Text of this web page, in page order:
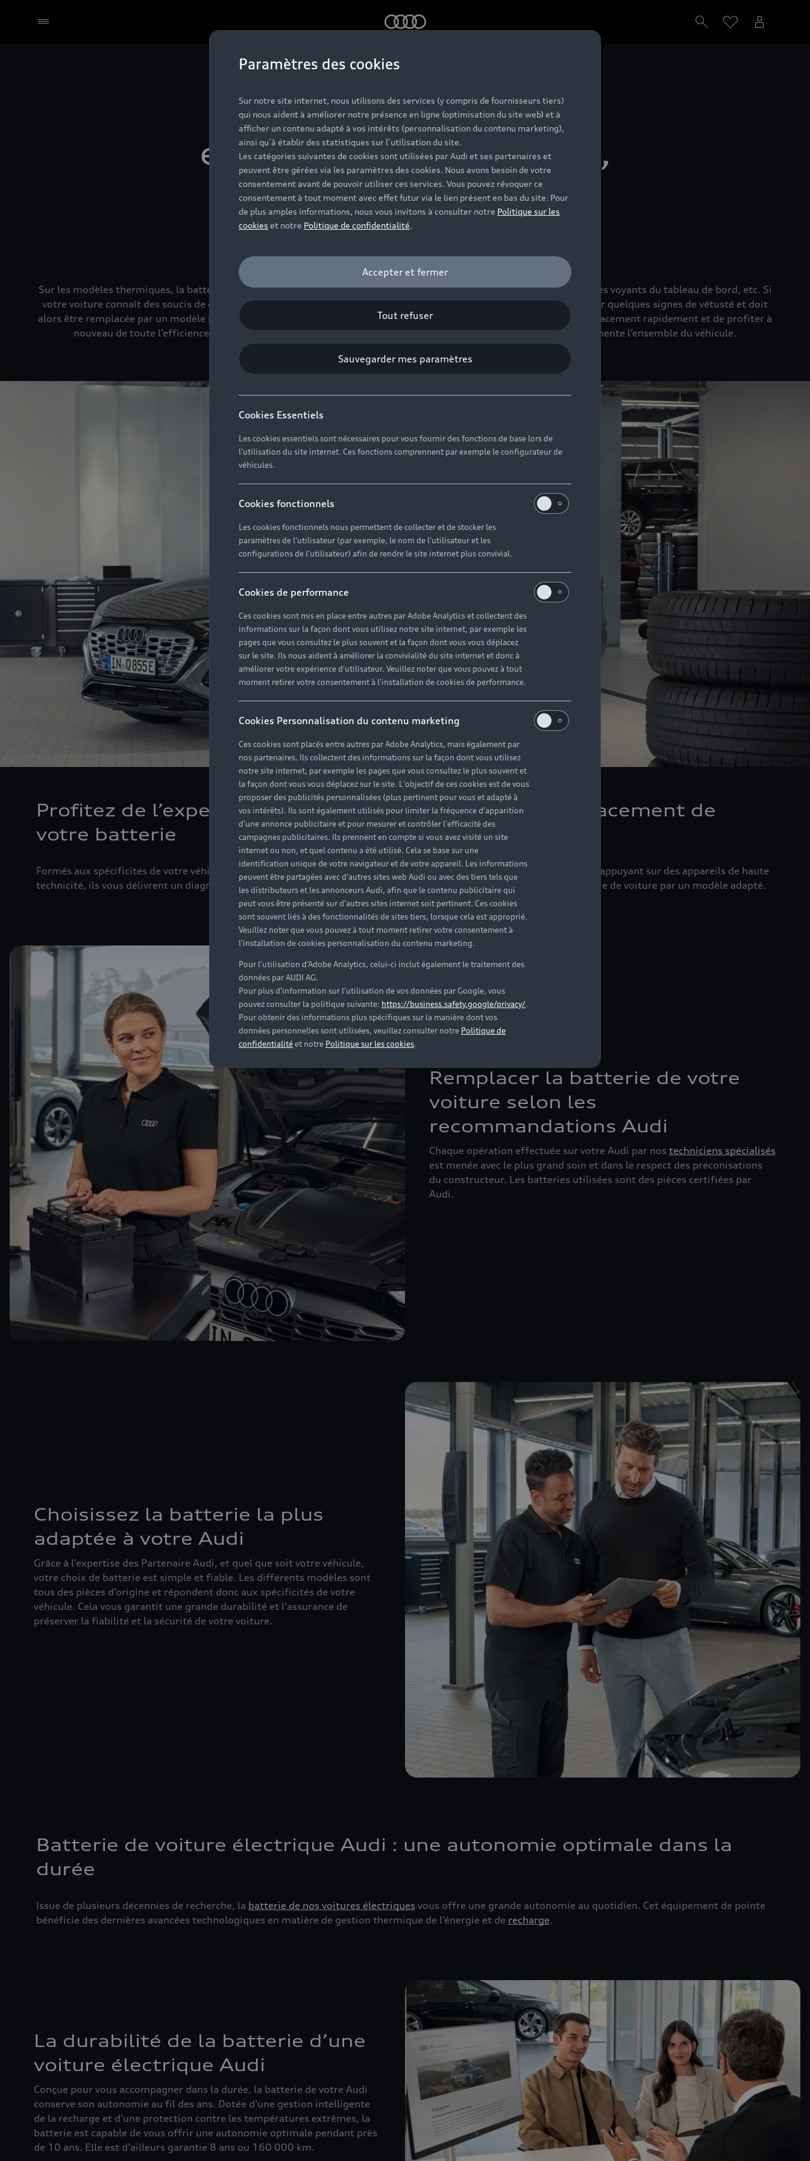
Batterie de voiture
électrique : durabilité,
entretien et conseils
Sur les modèles thermiques, la batterie assure certaines fonctions essentielles : alimentation du moteur, des phares, des voyants du tableau de bord, etc. Si
votre voiture connaît des soucis de démarrage, cela provient sans doute de la batterie. Trop ancienne, elle peut montrer quelques signes de vétusté et doit
alors être remplacée par un modèle neuf, spécifique à votre Audi. Nos Partenaires vous permettent de réaliser ce remplacement rapidement et de profiter à
nouveau de toute l’efficience de votre Audi. Sur les modèles électriques, la batterie joue un rôle central. Elle alimente l’ensemble du véhicule.
Profitez de l’expertise de nos techniciens pour le remplacement de
votre batterie
Formés aux spécificités de votre véhicule, les techniciens Audi
vous conseillent sur le choix de votre nouvelle batterie. S’appuyant sur des appareils de haute
technicité, ils vous délivrent un diagnostic complet, particulièrement fiable et précis et remplacent ensuite votre batterie de voiture par un modèle adapté.
Remplacer la batterie de votre
voiture selon les
recommandations Audi
Chaque opération effectuée sur votre Audi par nos techniciens spécialisés
est menée avec le plus grand soin et dans le respect des préconisations
du constructeur. Les batteries utilisées sont des pièces certifiées par
Audi.
Choisissez la batterie la plus
adaptée à votre Audi
Grâce à l’expertise des Partenaire Audi, et quel que soit votre véhicule,
votre choix de batterie est simple et fiable. Les différents modèles sont
tous des pièces d’origine et répondent donc aux spécificités de votre
véhicule. Cela vous garantit une grande durabilité et l’assurance de
préserver la fiabilité et la sécurité de votre voiture.
Batterie de voiture électrique Audi : une autonomie optimale dans la
durée
Issue de plusieurs décennies de recherche, la batterie de nos voitures électriques vous offre une grande autonomie au quotidien. Cet équipement de pointe
bénéficie des dernières avancées technologiques en matière de gestion thermique de l’énergie et de recharge.
La durabilité de la batterie d’une
voiture électrique Audi
Conçue pour vous accompagner dans la durée, la batterie de votre Audi
conserve son autonomie au fil des ans. Dotée d’une gestion intelligente
de la recharge et d’une protection contre les températures extrêmes, la
batterie est capable de vous offrir une autonomie optimale pendant près
de 10 ans. Elle est d’ailleurs garantie 8 ans ou 160 000 km.
Paramètres des cookies
Sur notre site internet, nous utilisons des services (y compris de fournisseurs tiers)
qui nous aident à améliorer notre présence en ligne (optimisation du site web) et à
afficher un contenu adapté à vos intérêts (personnalisation du contenu marketing),
ainsi qu’à établir des statistiques sur l’utilisation du site.
Les catégories suivantes de cookies sont utilisées par Audi et ses partenaires et
peuvent être gérées via les paramètres des cookies. Nous avons besoin de votre
consentement avant de pouvoir utiliser ces services. Vous pouvez révoquer ce
consentement à tout moment avec effet futur via le lien présent en bas du site. Pour
de plus amples informations, nous vous invitons à consulter notre Politique sur les
cookies et notre Politique de confidentialité.
Accepter et fermer
Tout refuser
Sauvegarder mes paramètres
Cookies Essentiels
Les cookies essentiels sont nécessaires pour vous fournir des fonctions de base lors de
l'utilisation du site internet. Ces fonctions comprennent par exemple le configurateur de
véhicules.
Cookies fonctionnels
Les cookies fonctionnels nous permettent de collecter et de stocker les
paramètres de l'utilisateur (par exemple, le nom de l'utilisateur et les
configurations de l'utilisateur) afin de rendre le site internet plus convivial.
Cookies de performance
Ces cookies sont mis en place entre autres par Adobe Analytics et collectent des
informations sur la façon dont vous utilisez notre site internet, par exemple les
pages que vous consultez le plus souvent et la façon dont vous vous déplacez
sur le site. Ils nous aident à améliorer la convivialité du site internet et donc à
améliorer votre expérience d'utilisateur. Veuillez noter que vous pouvez à tout
moment retirer votre consentement à l'installation de cookies de performance.
Cookies Personnalisation du contenu marketing
Ces cookies sont placés entre autres par Adobe Analytics, mais également par
nos partenaires. Ils collectent des informations sur la façon dont vous utilisez
notre site internet, par exemple les pages que vous consultez le plus souvent et
la façon dont vous vous déplacez sur le site. L'objectif de ces cookies est de vous
proposer des publicités personnalisées (plus pertinent pour vous et adapté à
vos intérêts). Ils sont également utilisés pour limiter la fréquence d'apparition
d'une annonce publicitaire et pour mesurer et contrôler l'efficacité des
campagnes publicitaires. Ils prennent en compte si vous avez visité un site
internet ou non, et quel contenu a été utilisé. Cela se base sur une
identification unique de votre navigateur et de votre appareil. Les informations
peuvent être partagées avec d'autres sites web Audi ou avec des tiers tels que
les distributeurs et les annonceurs Audi, afin que le contenu publicitaire qui
peut vous être présenté sur d'autres sites internet soit pertinent. Ces cookies
sont souvent liés à des fonctionnalités de sites tiers, lorsque cela est approprié.
Veuillez noter que vous pouvez à tout moment retirer votre consentement à
l'installation de cookies personnalisation du contenu marketing.
Pour l’utilisation d’Adobe Analytics, celui-ci inclut également le traitement des
données par AUDI AG.
Pour plus d’information sur l’utilisation de vos données par Google, vous
pouvez consulter la politique suivante: https://business.safety.google/privacy/.
Pour obtenir des informations plus spécifiques sur la manière dont vos
données personnelles sont utilisées, veuillez consulter notre Politique de
confidentialitéet notre Politique sur les cookies.